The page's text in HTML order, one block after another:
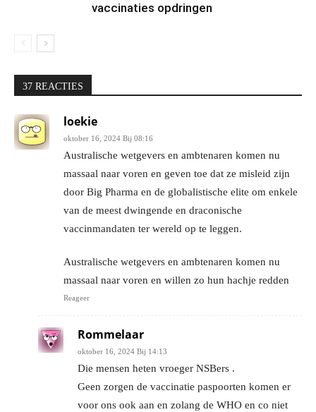
vaccinaties opdringen
37 REACTIES
loekie
oktober 16, 2024 Bij 08:16
Australische wetgevers en ambtenaren komen nu
massaal naar voren en geven toe dat ze misleid zijn
door Big Pharma en de globalistische elite om enkele
van de meest dwingende en draconische
vaccinmandaten ter wereld op te leggen.
Australische wetgevers en ambtenaren komen nu
massaal naar voren en willen zo hun hachje redden
Reageer
Rommelaar
oktober 16, 2024 Bij 14:13
Die mensen heten vroeger NSBers .
Geen zorgen de vaccinatie paspoorten komen er
voor ons ook aan en zolang de WHO en co niet